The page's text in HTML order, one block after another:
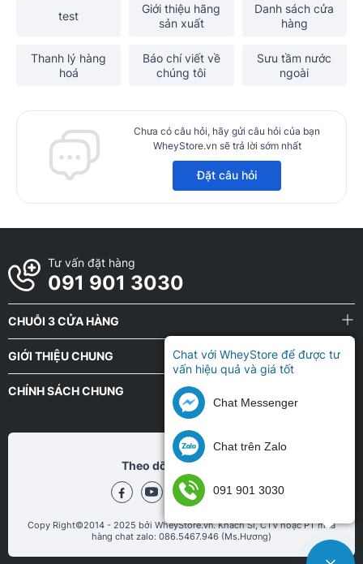
test
Giới thiệu hãng
sản xuất
Danh sách cửa
hàng
Thanh lý hàng
hoá
Báo chí viết về
chúng tôi
Sưu tầm nước
ngoài
Chưa có câu hỏi, hãy gửi câu hỏi của bạn
WheyStore.vn sẽ trả lời sớm nhất
Đặt câu hỏi
Tư vấn đặt hàng
091 901 3030
CHUỖI 3 CỬA HÀNG
GIỚI THIỆU CHUNG
CHÍNH SÁCH CHUNG
Theo dõi chũng tôi tại
Copy Right©2014 - 2025 bởi WheyStore.vn. Khách Sỉ, CTV hoặc PT mua
hàng chat zalo: 086.5467.946 (Ms.Hương)
Chat với WheyStore để được tư
vấn hiệu quả và giá tốt
Chat Messenger
Chat trên Zalo
091 901 3030